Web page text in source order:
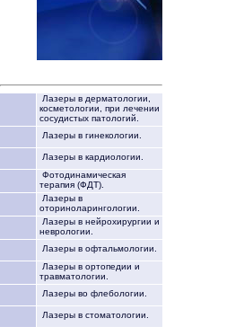
Лазеры в дерматологии,
косметологии, при лечении
сосудистых патологий.
Лазеры в гинекологии.
Лазеры в кардиологии.
Фотодинамическая
терапия (ФДТ).
Лазеры в
оториноларингологии.
Лазеры в нейрохирургии и
неврологии.
Лазеры в офтальмологии.
Лазеры в ортопедии и
травматологии.
Лазеры во флебологии.
Лазеры в стоматологии.